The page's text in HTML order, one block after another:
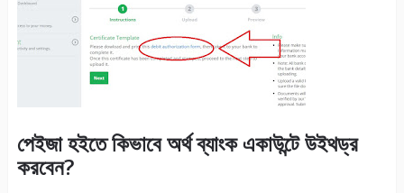
পেইজা হইতে কিভাবে অর্থ ব্যাংক একাউন্টে উইথড্র
করবেন?